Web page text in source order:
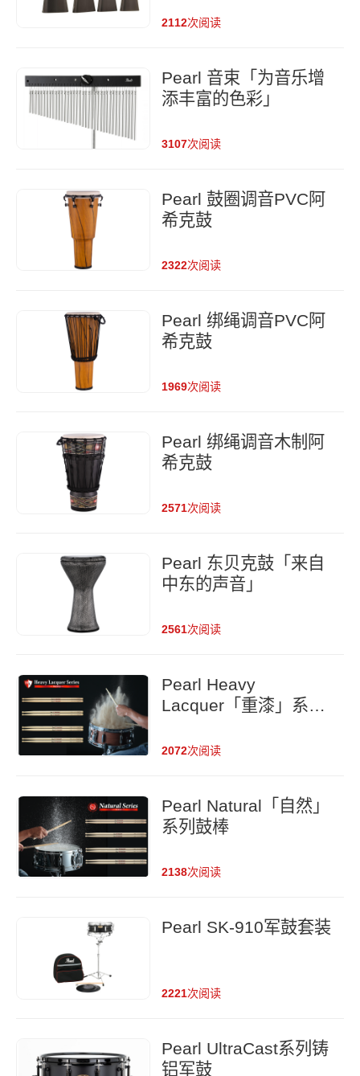
2112次阅读
Pearl 音束「为音乐增
添丰富的色彩」
3107次阅读
Pearl 鼓圈调音PVC阿
希克鼓
2322次阅读
Pearl 绑绳调音PVC阿
希克鼓
1969次阅读
Pearl 绑绳调音木制阿
希克鼓
2571次阅读
Pearl 东贝克鼓「来自
中东的声音」
2561次阅读
Pearl Heavy
Lacquer「重漆」系列
2072次阅读
Pearl Natural「自然」
系列鼓棒
2138次阅读
Pearl SK-910军鼓套装
2221次阅读
Pearl UltraCast系列铸
铝军鼓